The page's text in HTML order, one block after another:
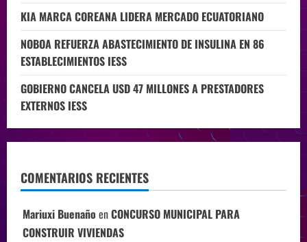
KIA MARCA COREANA LIDERA MERCADO ECUATORIANO
NOBOA REFUERZA ABASTECIMIENTO DE INSULINA EN 86
ESTABLECIMIENTOS IESS
GOBIERNO CANCELA USD 47 MILLONES A PRESTADORES
EXTERNOS IESS
COMENTARIOS RECIENTES
Mariuxi Buenaño enCONCURSO MUNICIPAL PARA
CONSTRUIR VIVIENDAS